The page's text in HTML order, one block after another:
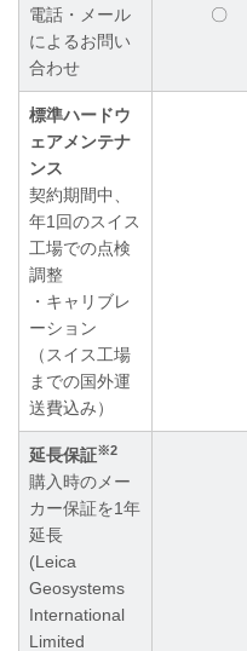
電話・メール
によるお問い
合わせ
〇
標準ハードウ
ェアメンテナ
ンス
契約期間中、
年1回のスイス
工場での点検
調整
・キャリブレ
ーション
（スイス工場
までの国外運
送費込み）
延長保証※2
購入時のメー
カー保証を1年
延長
(Leica
Geosystems
International
Limited